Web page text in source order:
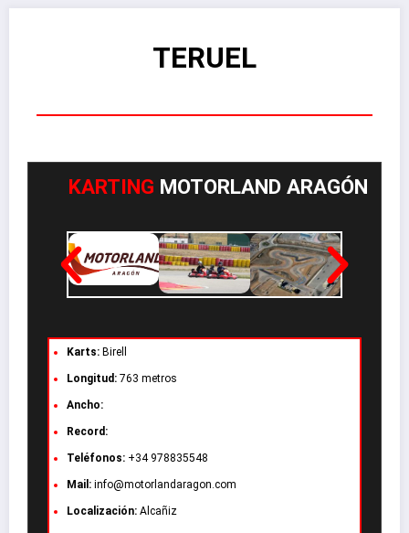
TERUEL
KARTING MOTORLAND ARAGÓN
Karts: Birell
Longitud:763 metros
Ancho:
Record:
Teléfonos:+34 978835548
Mail: info@motorlandaragon.com
Localización:Alcañiz